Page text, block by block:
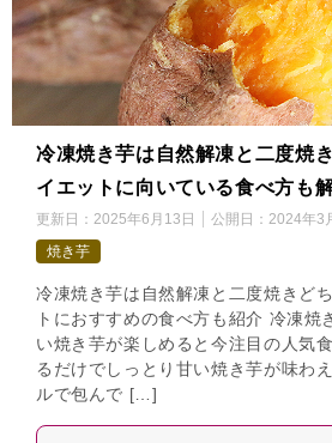
冷凍焼き芋は自然解凍と二度焼
イエットに向いている食べ方も
更新日： 2025年6月13日 公開日： 2024年3
焼き芋
冷凍焼き芋は自然解凍と二度焼きど
トにおすすめの食べ方も紹介 冷凍焼
い焼き芋が楽しめると今注目の人気
るだけでしっとり甘い焼き芋が味わ
ルで包んで […]